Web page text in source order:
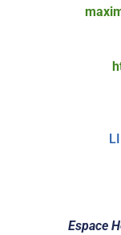
Espace